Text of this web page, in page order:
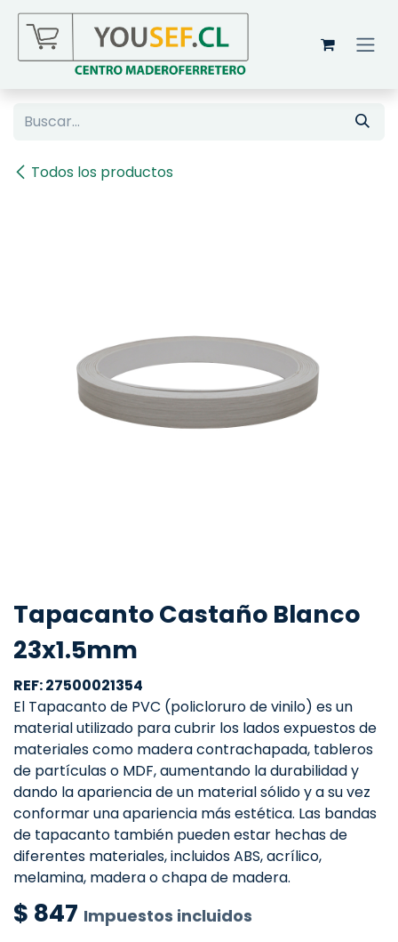
Ir al contenido
Todos los productos
Tapacanto Castaño Blanco
23x1.5mm
REF: 27500021354
El Tapacanto de PVC (policloruro de vinilo) es un
material utilizado para cubrir los lados expuestos de
materiales como madera contrachapada, tableros
de partículas o MDF, aumentando la durabilidad y
dando la apariencia de un material sólido y a su vez
conformar una apariencia más estética. Las bandas
de tapacanto también pueden estar hechas de
diferentes materiales, incluidos ABS, acrílico,
melamina, madera o chapa de madera.
$ 847 Impuestos incluidos